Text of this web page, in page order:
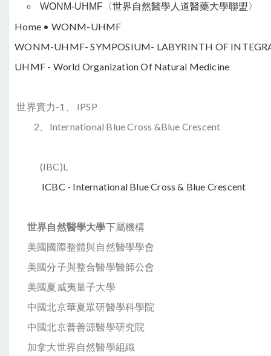
WONM-UHMF〈世界自然醫學人道醫藥大學聯盟〉
Home • WONM-UHMF
WONM-UHMF- SYMPOSIUM- LABYRINTH OF
UHMF - World Organization Of Natural Medicine
世界實力-1、 IPSP
2、International Blue Cross &Blue Crescent
(IBC)L
ICBC - International Blue Cross & Blue Crescent
世界自然醫學大學下屬機構
美國國際整體與自然醫學學會
美國分子與整合醫學醫師公會
美國夏威夷量子大學
中國北京華夏眾研醫學科學院
中國北京普善源醫學研究院
加拿大世界自然醫學組織